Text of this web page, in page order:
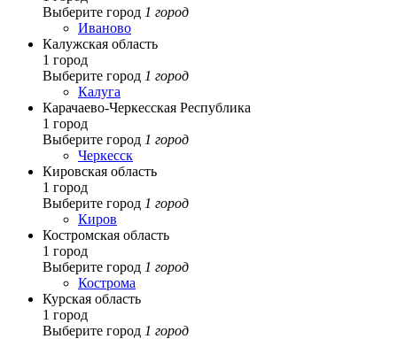
Выберите город 1 город
Иваново
Калужская область
1 город
Выберите город 1 город
Калуга
Карачаево-Черкесская Республика
1 город
Выберите город 1 город
Черкесск
Кировская область
1 город
Выберите город 1 город
Киров
Костромская область
1 город
Выберите город 1 город
Кострома
Курская область
1 город
Выберите город 1 город